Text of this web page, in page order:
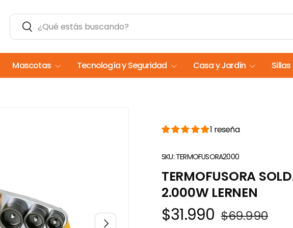
Buscar
Buscar
Mascotas Tecnología y Seguridad Casa y Jardín
Siguiente
1 reseña
SKU: TERMOFUSORA2000
TERMOFUSORA
2.000W LERNEN
$31.990 $69.990